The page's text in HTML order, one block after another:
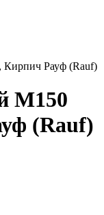
Рауф (Rauf)
М150
(Rauf)